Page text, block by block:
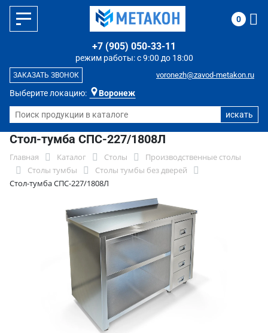
Выберите локацию: Воронеж
режим работы: с 9:00 до 18:00
+7 (905) 050-33-11
voronezh@zavod-metakon.ru
ЗАКАЗАТЬ ЗВОНОК
0
Стол-тумба СПС-227/1808Л
Главная Каталог Столы
Производственные столы
Столы тумбы
Столы тумбы без дверей
Стол-тумба СПС-227/1808Л